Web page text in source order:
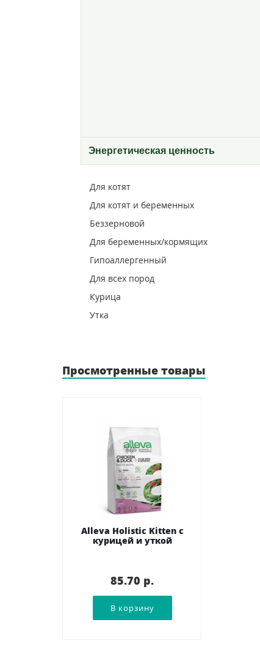
Энергетическая ценность
Для котят
Для котят и беременных
Беззерновой
Для беременных/кормящих
Гипоаллергенный
Для всех пород
Курица
Утка
Просмотренные товары
Alleva Holistic Kitten с
курицей и уткой
85.70 p.